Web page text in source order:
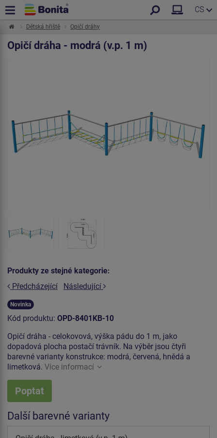
CS
Dětská hřiště Opičí dráhy
Opičí dráha - modrá (v.p. 1 m)
Produkty ze stejné kategorie:
Předcházející
Následující
Novinka
Kód produktu: OPD-8401KB-10
Opičí dráha - celokovová, výška pádu do 1 m, jako
dopadová plocha postačí trávník. Na výběr jsou čtyři
barevné varianty konstrukce: modrá, červená, hnědá a
limetková. Více informací
Poptat
Další barevné varianty